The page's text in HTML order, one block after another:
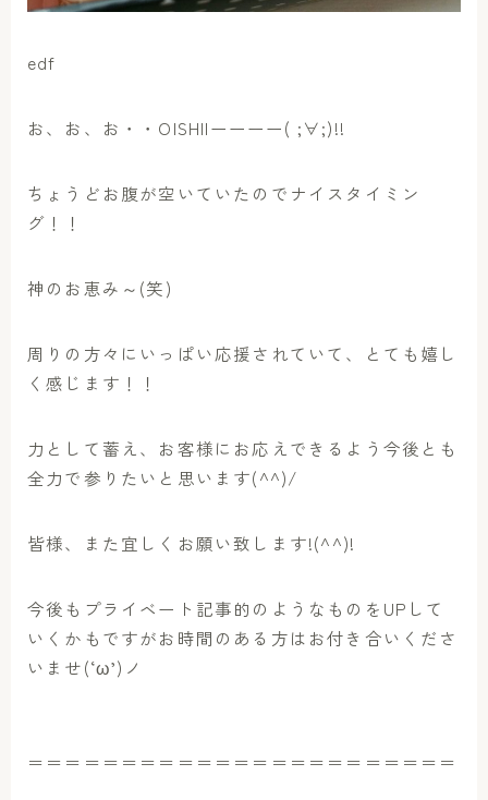
edf
お、お、お・・OISHIIーーーー( ;∀;)!!
ちょうどお腹が空いていたのでナイスタイミン
グ！！
神のお恵み～(笑)
周りの方々にいっぱい応援されていて、とても嬉し
く感じます！！
力として蓄え、お客様にお応えできるよう今後とも
全力で参りたいと思います(^^)/
皆様、また宜しくお願い致します!(^^)!
今後もプライベート記事的のようなものをUPして
いくかもですがお時間のある方はお付き合いくださ
いませ(‘ω’)ノ
＝＝＝＝＝＝＝＝＝＝＝＝＝＝＝＝＝＝＝＝＝＝＝